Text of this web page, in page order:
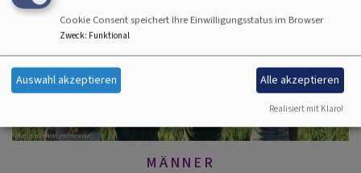
MÄNNER
Cookie Consent speichert Ihre Einwilligungsstatus im Browser
Zweck: Funktional
Auswahl akzeptieren Alle akzeptieren
Realisiert mit Klaro!